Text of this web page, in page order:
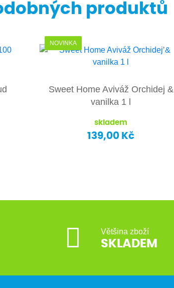
produktů
NOVINKA
Sweet Home Aviváž Orchidej &
vanilka 1 l
skladem
139,00 Kč
Většina zboží
SKLADEM